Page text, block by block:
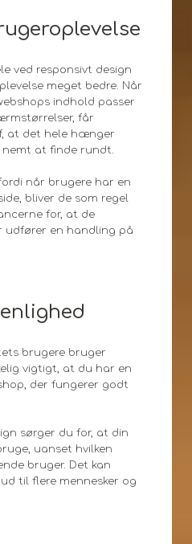
ved responsivt design
meget bedre. Når
indhold passer
får
at det hele hænger
nemt at finde rundt.
når brugere har en
bliver de som regel
for, at de
udfører en handling på
brugere bruger
vigtigt, at du har en
der fungerer godt
sørger du for, at din
uanset hvilken
bruger. Det kan
til flere mennesker og